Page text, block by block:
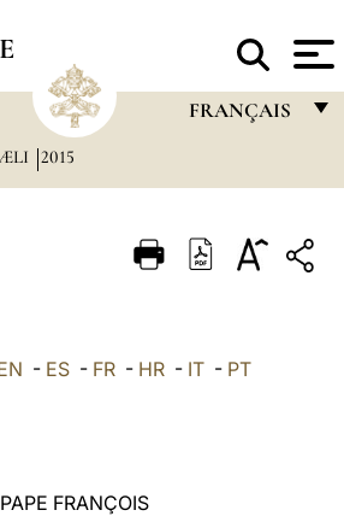
FRANÇAIS
ITALIANO
2015
- ES- FR- HR- IT- PT
PAPE FRANÇOIS